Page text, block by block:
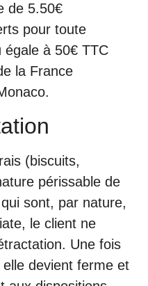
de 5.50€
pour toute
égale à 50€ TTC
la France
(biscuits,
périssable de
sont, par nature,
le client ne
Une fois
devient ferme et